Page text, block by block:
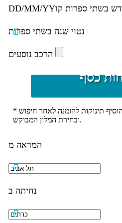
DD/MM/YYבשתי ספרות קו
נטוי שנה בשתי ספרות
הרכב נוסעים
* ניתן להזמין חדרים נוספים ו/או להוסיף תינוקות להזמנה לאחר חיפוש
ובחירת המלון המבוקש.
כסף
המראה מ
נחיתה ב